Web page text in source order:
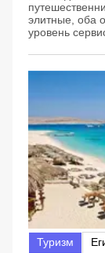
элитные, оба
уровень
Туризм